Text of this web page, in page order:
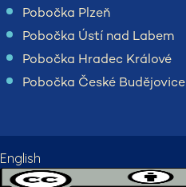
Pobočka Plzeň
Pobočka Ústí nad Labem
Pobočka Hradec Králové
Pobočka České Budějovice
English